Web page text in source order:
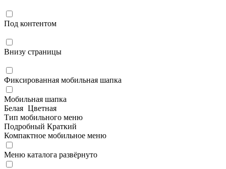
Под контентом
Внизу страницы
Фиксированная мобильная шапка
Мобильная шапка
Белая Цветная
Тип мобильного меню
Подробный Краткий
Компактное мобильное меню
Меню каталога развёрнуто